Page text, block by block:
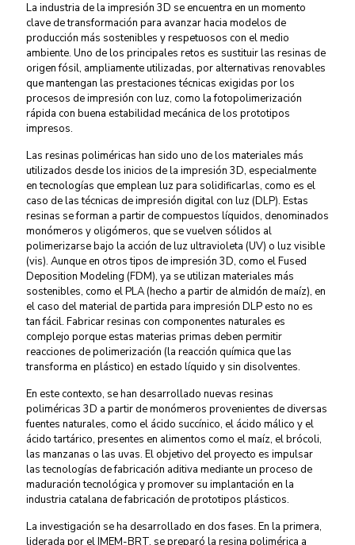
La industria de la impresión 3D se encuentra en un momento
clave de transformación para avanzar hacia modelos de
producción más sostenibles y respetuosos con el medio
ambiente. Uno de los principales retos es sustituir las resinas de
origen fósil, ampliamente utilizadas, por alternativas renovables
que mantengan las prestaciones técnicas exigidas por los
procesos de impresión con luz, como la fotopolimerización
rápida con buena estabilidad mecánica de los prototipos
impresos.
Las resinas poliméricas han sido uno de los materiales más
utilizados desde los inicios de la impresión 3D, especialmente
en tecnologías que emplean luz para solidificarlas, como es el
caso de las técnicas de impresión digital con luz (DLP). Estas
resinas se forman a partir de compuestos líquidos, denominados
monómeros y oligómeros, que se vuelven sólidos al
polimerizarse bajo la acción de luz ultravioleta (UV) o luz visible
(vis). Aunque en otros tipos de impresión 3D, como el Fused
Deposition Modeling (FDM), ya se utilizan materiales más
sostenibles, como el PLA (hecho a partir de almidón de maíz), en
el caso del material de partida para impresión DLP esto no es
tan fácil. Fabricar resinas con componentes naturales es
complejo porque estas materias primas deben permitir
reacciones de polimerización (la reacción química que las
transforma en plástico) en estado líquido y sin disolventes.
En este contexto, se han desarrollado nuevas resinas
poliméricas 3D a partir de monómeros provenientes de diversas
fuentes naturales, como el ácido succínico, el ácido málico y el
ácido tartárico, presentes en alimentos como el maíz, el brócoli,
las manzanas o las uvas. El objetivo del proyecto es impulsar
las tecnologías de fabricación aditiva mediante un proceso de
maduración tecnológica y promover su implantación en la
industria catalana de fabricación de prototipos plásticos.
La investigación se ha desarrollado en dos fases. En la primera,
liderada por el IMEM-BRT, se preparó la resina polimérica a